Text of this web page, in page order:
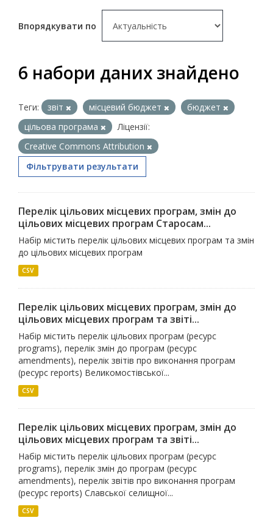
Впорядкувати по
6 набори даних знайдено
Теги: звіт місцевий бюджет
бюджет
цільова програма
Ліцензії:
Creative Commons Attribution
Фільтрувати результати
Перелік цільових місцевих програм, змін до
цільових місцевих програм Старосам...
Набір містить перелік цільових місцевих програм та змін
до цільових місцевих програм
CSV
Перелік цільових місцевих програм, змін до
цільових місцевих програм та звіті...
Набір містить перелік цільових програм (ресурс
programs), перелік змін до програм (ресурс
amendments), перелік звітів про виконання програм
(ресурс reports) Великомостівської...
CSV
Перелік цільових місцевих програм, змін до
цільових місцевих програм та звіті...
Набір містить перелік цільових програм (ресурс
programs), перелік змін до програм (ресурс
amendments), перелік звітів про виконання програм
(ресурс reports) Славської селищної...
CSV